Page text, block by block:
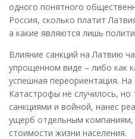
одного понятного
Россия, сколько платит
а какие являются лишь
Влияние санкций на Латвию
упрощенном виде – либо как
успешная переориентация.
Катастрофы не случилось,
санкциями и войной, нанес
ущерб отдельным компаниям,
стоимости жизни населения.